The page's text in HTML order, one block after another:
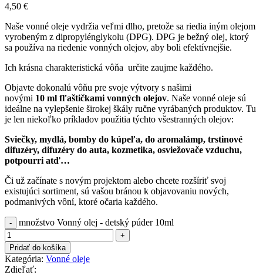
4,50 €
Naše vonné oleje vydržia veľmi dlho, pretože sa riedia iným olejom
vyrobeným z dipropylénglykolu (DPG). DPG je bežný olej, ktorý
sa používa na riedenie vonných olejov, aby boli efektívnejšie.
Ich krásna charakteristická vôňa určite zaujme každého.
Objavte dokonalú vôňu pre svoje výtvory s našimi
novými 10 ml fľaštičkami vonných olejov. Naše vonné oleje sú
ideálne na vylepšenie širokej škály ručne vyrábaných produktov. Tu
je len niekoľko príkladov použitia týchto všestranných olejov:
Sviečky, mydlá, bomby do kúpeľa, do aromalámp, trstinové
difuzéry, difuzéry do auta, kozmetika, osviežovače vzduchu,
potpourri atď…
Či už začínate s novým projektom alebo chcete rozšíriť svoj
existujúci sortiment, sú vašou bránou k objavovaniu nových,
podmanivých vôní, ktoré očaria každého.
množstvo Vonný olej - detský púder 10ml
Pridať do košíka
Kategória: Vonné oleje
Zdieľať: